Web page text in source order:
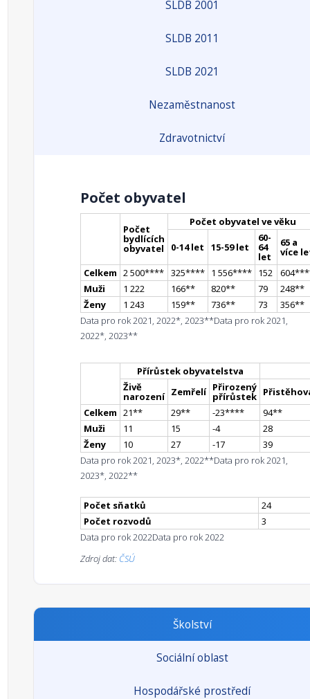
SLDB 2001
SLDB 2011
SLDB 2021
Nezaměstnanost
Zdravotnictví
Počet obyvatel
Počet
bydlících
obyvatel
Počet obyvatel ve věku
0-14 let 15-59 let
60-
64
let
65 a
více
Celkem 2 500**** 325**** 1 556**** 152 604**
Muži
1 222 166** 820** 79 248**
Ženy
1 243 159** 736** 73 356**
Data pro rok 2021, 2022*, 2023**Data pro rok 2021,
2022*, 2023**
Přírůstek obyvatelstva
Živě
narození Zemřelí Přirozený
přírůstek
Celkem 21** 29** -23**** 94**
Muži
11 15 -4
28
Ženy
10 27 -17
39
Data pro rok 2021, 2023*, 2022**Data pro rok 2021,
2023*, 2022**
Počet sňatků
24
Počet rozvodů
3
Data pro rok 2022Data pro rok 2022
Zdroj dat: ČSÚ
Školství
Sociální oblast
Hospodářské prostředí